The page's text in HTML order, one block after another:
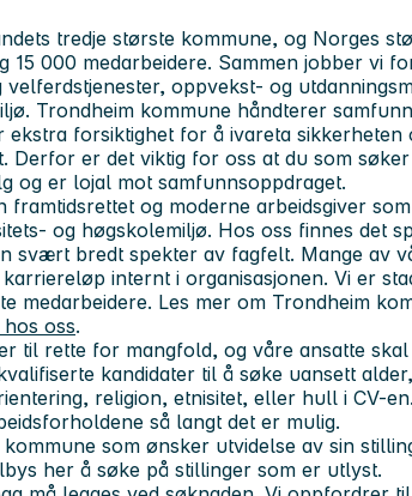
tredje største kommune, og Norges
15 000 medarbeidere. Sammen jobber vi
velferdstjenester, oppvekst- og
Trondheim kommune håndterer
ekstra forsiktighet for å ivareta sikkerheten
Derfor er det viktig for oss at du som
og er lojal mot samfunnsoppdraget.
framtidsrettet og moderne arbeidsgiver
og høgskolemiljø. Hos oss finnes det
svært bredt spekter av fagfelt. Mange av
internt i organisasjonen. Vi er
medarbeidere. Les mer om Trondheim
oss.
til rette for mangfold, og våre ansatte skal
kandidater til å søke uansett
religion, etnisitet, eller hull i CV-
så langt det er mulig.
som ønsker utvidelse av sin
her å søke på stillinger som er utlyst.